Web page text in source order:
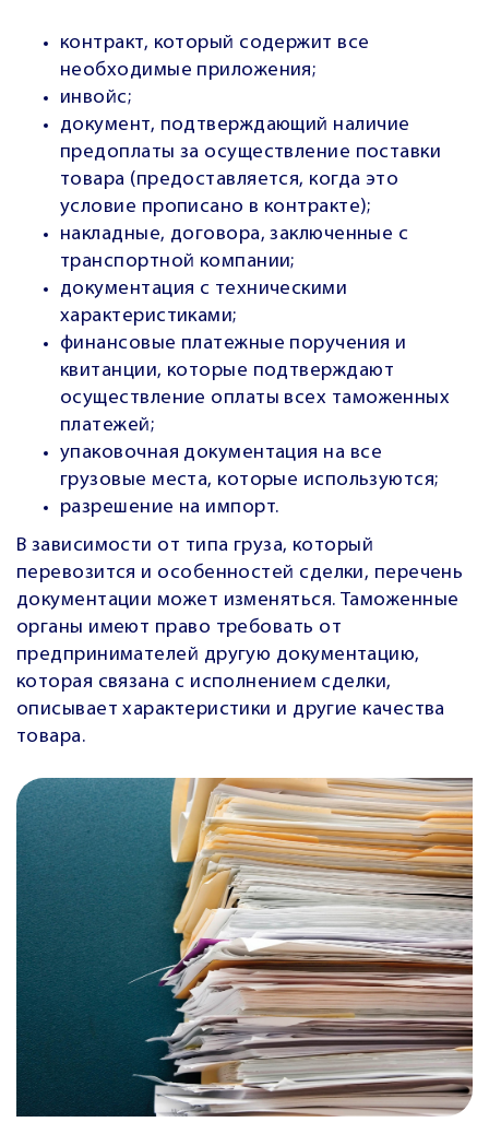
контракт, который содержит все
необходимые приложения;
инвойс;
документ, подтверждающий наличие
предоплаты за осуществление поставки
товара (предоставляется, когда это
условие прописано в контракте);
накладные, договора, заключенные с
транспортной компании;
документация с техническими
характеристиками;
финансовые платежные поручения и
квитанции, которые подтверждают
осуществление оплаты всех таможенных
платежей;
упаковочная документация на все
грузовые места, которые используются;
разрешение на импорт.
В зависимости от типа груза, который
перевозится и особенностей сделки, перечень
документации может изменяться. Таможенные
органы имеют право требовать от
предпринимателей другую документацию,
которая связана с исполнением сделки,
описывает характеристики и другие качества
товара.